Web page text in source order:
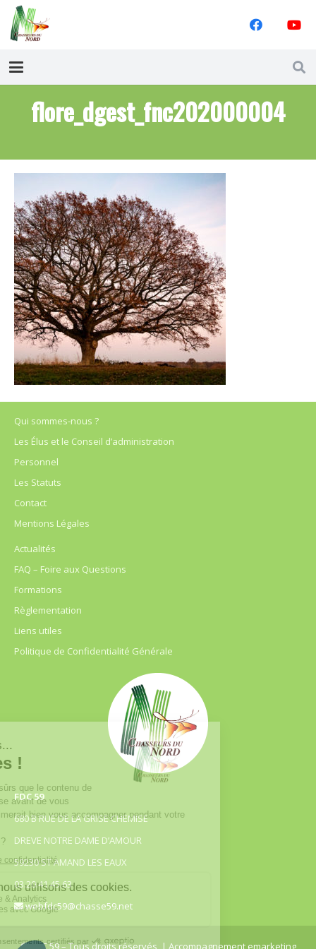
flore_dgest_fnc202000004
Qui sommes-nous ?
Les Élus et le Conseil d’administration
Personnel
Les Statuts
Contact
Mentions Légales
Actualités
FAQ – Foire aux Questions
Formations
Règlementation
Liens utiles
Politique de Confidentialité Générale
FDC 59
680 B RUE DE LA GRISE CHEMISE
DREVE NOTRE DAME D’AMOUR
59230 ST AMAND LES EAUX
03.20.41.45.63
webfdc59@chasse59.net
© FDC 59 – Tous droits réservés | Accompagnement emarketing